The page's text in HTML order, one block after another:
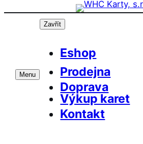
Přeskočit
Menu
Zavřít
Eshop
Prodejna
Doprava
Výkup karet
Kontakt